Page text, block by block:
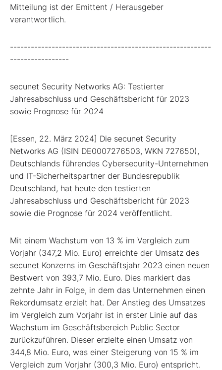
Mitteilung ist der Emittent / Herausgeber
verantwortlich.
----------------------------------------------------------
-----------------
secunet Security Networks AG: Testierter
Jahresabschluss und Geschäftsbericht für 2023
sowie Prognose für 2024
[Essen, 22. März 2024] Die secunet Security
Networks AG (ISIN DE0007276503, WKN 727650),
Deutschlands führendes Cybersecurity-Unternehmen
und IT-Sicherheitspartner der Bundesrepublik
Deutschland, hat heute den testierten
Jahresabschluss und Geschäftsbericht für 2023
sowie die Prognose für 2024 veröffentlicht.
Mit einem Wachstum von 13 % im Vergleich zum
Vorjahr (347,2 Mio. Euro) erreichte der Umsatz des
secunet Konzerns im Geschäftsjahr 2023 einen neuen
Bestwert von 393,7 Mio. Euro. Dies markiert das
zehnte Jahr in Folge, in dem das Unternehmen einen
Rekordumsatz erzielt hat. Der Anstieg des Umsatzes
im Vergleich zum Vorjahr ist in erster Linie auf das
Wachstum im Geschäftsbereich Public Sector
zurückzuführen. Dieser erzielte einen Umsatz von
344,8 Mio. Euro, was einer Steigerung von 15 % im
Vergleich zum Vorjahr (300,3 Mio. Euro) entspricht.